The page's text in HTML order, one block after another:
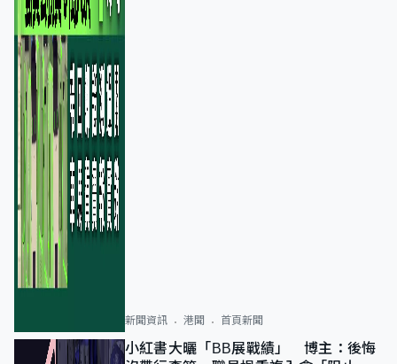
新聞資訊 港聞 首頁新聞
小紅書大曬「BB展戰績」 博主：後悔